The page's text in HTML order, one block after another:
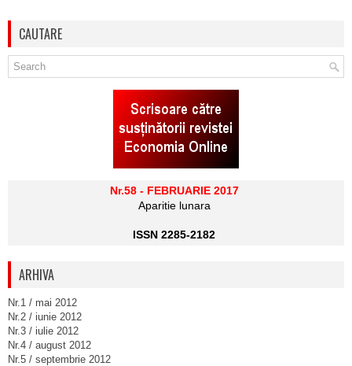
CAUTARE
Nr.58 - FEBRUARIE 2017
Aparitie lunara
ISSN 2285-2182
ARHIVA
Nr.1 / mai 2012
Nr.2 / iunie 2012
Nr.3 / iulie 2012
Nr.4 / august 2012
Nr.5 / septembrie 2012